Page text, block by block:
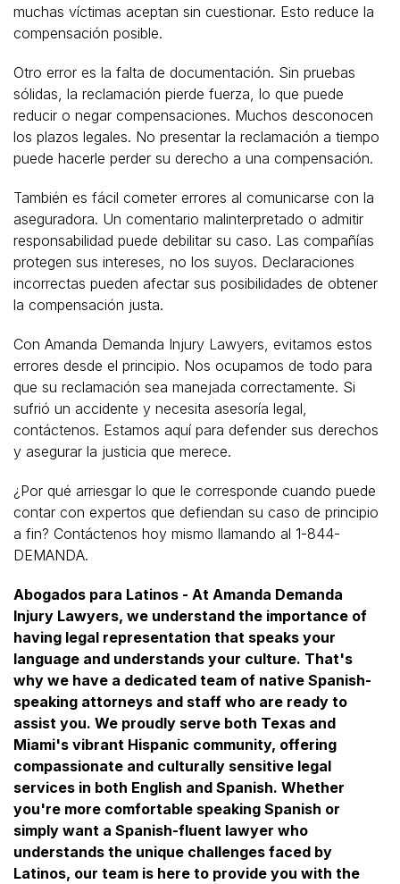
muchas víctimas aceptan sin cuestionar. Esto reduce la
compensación posible.
Otro error es la falta de documentación. Sin pruebas
sólidas, la reclamación pierde fuerza, lo que puede
reducir o negar compensaciones. Muchos desconocen
los plazos legales. No presentar la reclamación a tiempo
puede hacerle perder su derecho a una compensación.
También es fácil cometer errores al comunicarse con la
aseguradora. Un comentario malinterpretado o admitir
responsabilidad puede debilitar su caso. Las compañías
protegen sus intereses, no los suyos. Declaraciones
incorrectas pueden afectar sus posibilidades de obtener
la compensación justa.
Con Amanda Demanda Injury Lawyers, evitamos estos
errores desde el principio. Nos ocupamos de todo para
que su reclamación sea manejada correctamente. Si
sufrió un accidente y necesita asesoría legal,
contáctenos. Estamos aquí para defender sus derechos
y asegurar la justicia que merece.
¿Por qué arriesgar lo que le corresponde cuando puede
contar con expertos que defiendan su caso de principio
a fin? Contáctenos hoy mismo llamando al 1-844-
DEMANDA.
Abogados para Latinos - At Amanda Demanda
Injury Lawyers, we understand the importance of
having legal representation that speaks your
language and understands your culture. That's
why we have a dedicated team of native Spanish-
speaking attorneys and staff who are ready to
assist you. We proudly serve both Texas and
Miami's vibrant Hispanic community, offering
compassionate and culturally sensitive legal
services in both English and Spanish. Whether
you're more comfortable speaking Spanish or
simply want a Spanish-fluent lawyer who
understands the unique challenges faced by
Latinos, our team is here to provide you with the